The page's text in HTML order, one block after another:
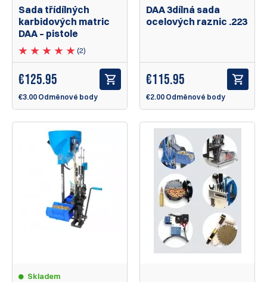
Sada třídílných
karbidových matric
DAA – pistole
(2)
€125.95
€3.00 Odměnové body
DAA 3dílná sada
ocelových raznic .223
€115.95
€2.00 Odměnové body
Skladem